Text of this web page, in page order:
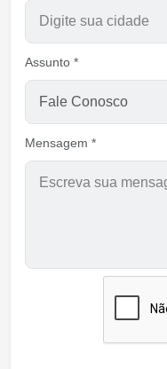
Assunto *
Mensagem *